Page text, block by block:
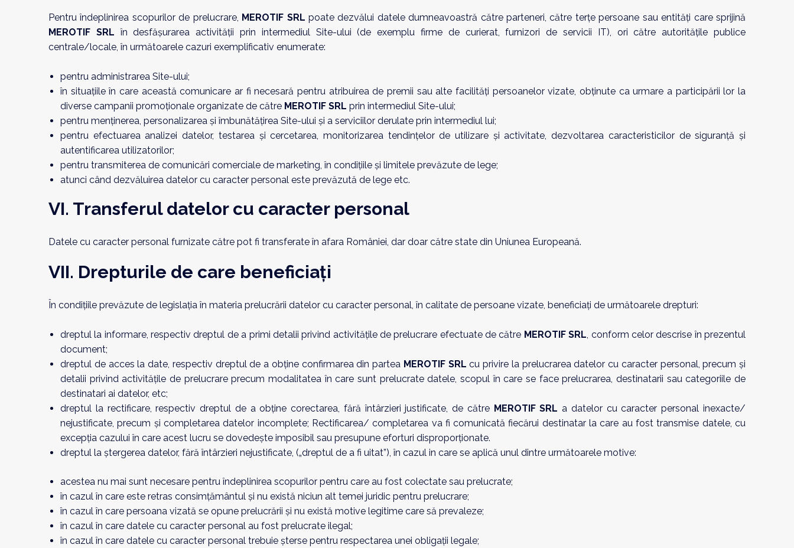
Pentru îndeplinirea scopurilor de prelucrare, MEROTIF SRL poate dezvălui datele dumneavoastră către parteneri, către terțe persoane sau entități care sprijină
MEROTIF SRL în desfășurarea activității prin intermediul Site-ului (de exemplu firme de curierat, furnizori de servicii IT), ori către autoritățile publice
centrale/locale, în următoarele cazuri exemplificativ enumerate:
pentru administrarea Site-ului;
în situațiile în care această comunicare ar fi necesară pentru atribuirea de premii sau alte facilități persoanelor vizate, obținute ca urmare a participării lor la
diverse campanii promoționale organizate de către MEROTIF SRL prin intermediul Site-ului;
pentru menținerea, personalizarea și îmbunătățirea Site-ului și a serviciilor derulate prin intermediul lui;
pentru efectuarea analizei datelor, testarea și cercetarea, monitorizarea tendințelor de utilizare și activitate, dezvoltarea caracteristicilor de siguranță și
autentificarea utilizatorilor;
pentru transmiterea de comunicări comerciale de marketing, în condițiile și limitele prevăzute de lege;
atunci când dezvăluirea datelor cu caracter personal este prevăzută de lege etc.
VI. Transferul datelor cu caracter personal
Datele cu caracter personal furnizate către pot fi transferate în afara României, dar doar către state din Uniunea Europeană.
VII. Drepturile de care beneficiați
În condițiile prevăzute de legislația în materia prelucrării datelor cu caracter personal, în calitate de persoane vizate, beneficiați de următoarele drepturi:
dreptul la informare, respectiv dreptul de a primi detalii privind activitățile de prelucrare efectuate de către MEROTIF SRL, conform celor descrise în prezentul
document;
dreptul de acces la date, respectiv dreptul de a obține confirmarea din partea MEROTIF SRL cu privire la prelucrarea datelor cu caracter personal, precum și
detalii privind activitățile de prelucrare precum modalitatea în care sunt prelucrate datele, scopul în care se face prelucrarea, destinatarii sau categoriile de
destinatari ai datelor, etc;
dreptul la rectificare, respectiv dreptul de a obține corectarea, fără întârzieri justificate, de către MEROTIF SRL a datelor cu caracter personal inexacte/
nejustificate, precum și completarea datelor incomplete; Rectificarea/ completarea va fi comunicată fiecărui destinatar la care au fost transmise datele, cu
excepția cazului în care acest lucru se dovedește imposibil sau presupune eforturi disproporționate.
dreptul la ștergerea datelor, fără întârzieri nejustificate, („dreptul de a fi uitat”), în cazul in care se aplică unul dintre următoarele motive:
acestea nu mai sunt necesare pentru îndeplinirea scopurilor pentru care au fost colectate sau prelucrate;
în cazul în care este retras consimțământul și nu există niciun alt temei juridic pentru prelucrare;
în cazul în care persoana vizată se opune prelucrării și nu există motive legitime care să prevaleze;
în cazul în care datele cu caracter personal au fost prelucrate ilegal;
în cazul în care datele cu caracter personal trebuie șterse pentru respectarea unei obligații legale;